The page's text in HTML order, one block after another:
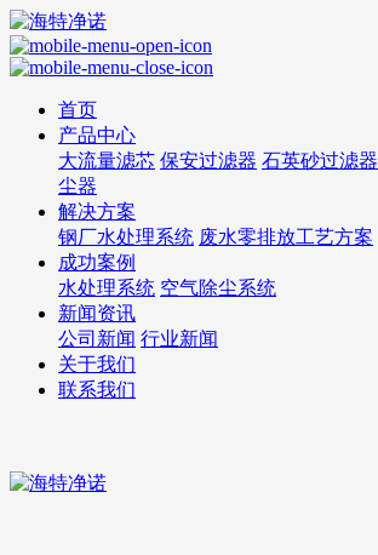
首页
产品中心
大流量滤芯 保安过滤器 石英砂过滤器
尘器
解决方案
钢厂水处理系统 废水零排放工艺方案
成功案例
水处理系统 空气除尘系统
新闻资讯
公司新闻 行业新闻
关于我们
联系我们